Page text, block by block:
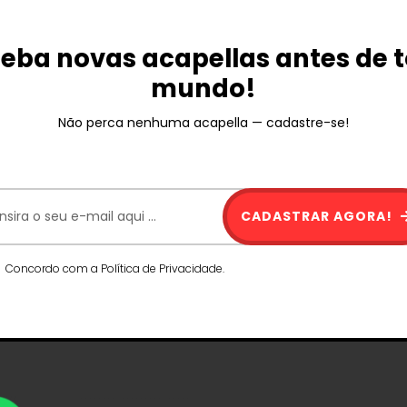
novas acapellas antes de
mundo!
Não perca nenhuma acapella — cadastre-se!
Concordo com a Política de Privacidade.
CADASTRAR AGORA!